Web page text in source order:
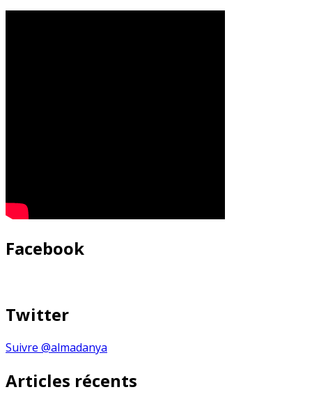
Facebook
Twitter
Suivre @almadanya
Articles récents